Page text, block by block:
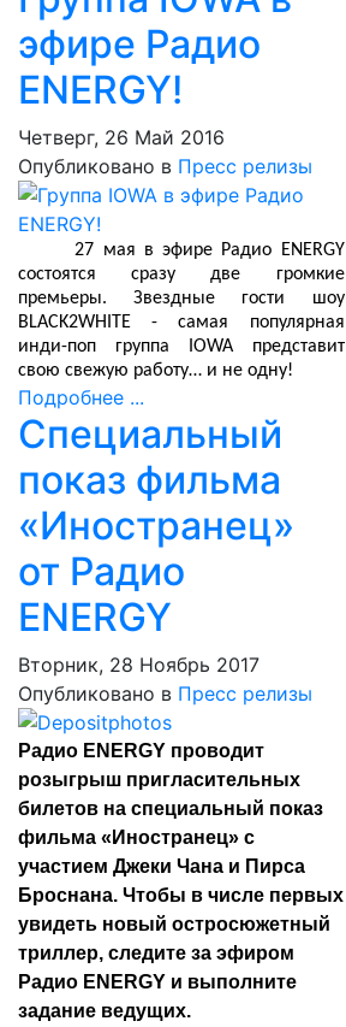
эфире Радио
ENERGY!
Четверг, 26 Май 2016
Опубликовано в Пресс релизы
27 мая в эфире Радио ENERGY
состоятся сразу две громкие
премьеры. Звездные гости шоу
BLACK2WHITE - самая популярная
инди-поп группа IOWA представит
свою свежую работу… и не одну!
Подробнее ...
Специальный
показ фильма
«Иностранец»
от Радио
ENERGY
Вторник, 28 Ноябрь 2017
Опубликовано в Пресс релизы
Радио ENERGY проводит
розыгрыш пригласительных
билетов на специальный показ
фильма «Иностранец» с
участием Джеки Чана и Пирса
Броснана. Чтобы в числе первых
увидеть новый остросюжетный
триллер, следите за эфиром
Радио ENERGY и выполните
задание ведущих.